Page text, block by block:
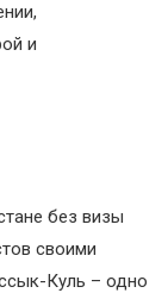
и
без визы
своими
Куль – одно